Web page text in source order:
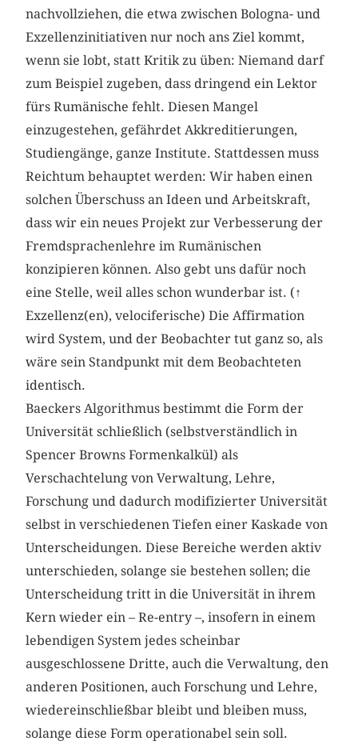
nachvollziehen, die etwa zwischen Bologna- und
Exzellenzinitiativen nur noch ans Ziel kommt,
wenn sie lobt, statt Kritik zu üben: Niemand darf
zum Beispiel zugeben, dass dringend ein Lektor
fürs Rumänische fehlt. Diesen Mangel
einzugestehen, gefährdet Akkreditierungen,
Studiengänge, ganze Institute. Stattdessen muss
Reichtum behauptet werden: Wir haben einen
solchen Überschuss an Ideen und Arbeitskraft,
dass wir ein neues Projekt zur Verbesserung der
Fremdsprachenlehre im Rumänischen
konzipieren können. Also gebt uns dafür noch
eine Stelle, weil alles schon wunderbar ist. (↑
Exzellenz(en), velociferische) Die Affirmation
wird System, und der Beobachter tut ganz so, als
wäre sein Standpunkt mit dem Beobachteten
identisch.
Baeckers Algorithmus bestimmt die Form der
Universität schließlich (selbstverständlich in
Spencer Browns Formenkalkül) als
Verschachtelung von Verwaltung, Lehre,
Forschung und dadurch modifizierter Universität
selbst in verschiedenen Tiefen einer Kaskade von
Unterscheidungen. Diese Bereiche werden aktiv
unterschieden, solange sie bestehen sollen; die
Unterscheidung tritt in die Universität in ihrem
Kern wieder ein – Re-entry –, insofern in einem
lebendigen System jedes scheinbar
ausgeschlossene Dritte, auch die Verwaltung, den
anderen Positionen, auch Forschung und Lehre,
wiedereinschließbar bleibt und bleiben muss,
solange diese Form operationabel sein soll.